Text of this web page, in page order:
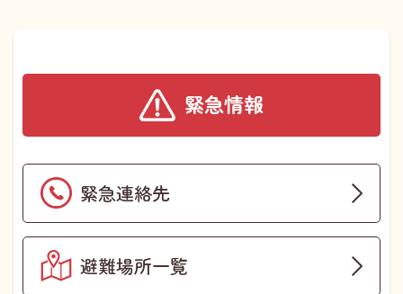
緊急情報
緊急連絡先
避難場所一覧